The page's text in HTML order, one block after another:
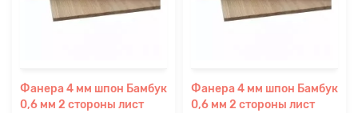
Фанера 4 мм шпон Бамбук
0,6 мм 2 стороны лист
Фанера 4 мм шпон Бамбук
0,6 мм 2 стороны лист